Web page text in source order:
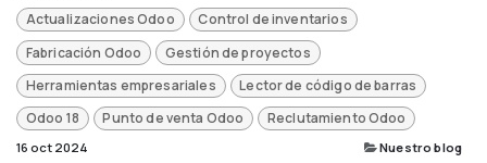
Actualizaciones Odoo
Control de inventarios
Fabricación Odoo
Gestión de proyectos
Herramientas empresariales
Lector de código de barras
Odoo 18
Punto de venta Odoo Reclutamiento Odoo
16 oct 2024 Nuestro blog